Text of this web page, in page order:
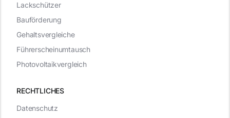
RECHTLICHES
Lackschützer
Bauförderung
Gehaltsvergleiche
Führerscheinumtausch
Photovoltaikvergleich
Datenschutz